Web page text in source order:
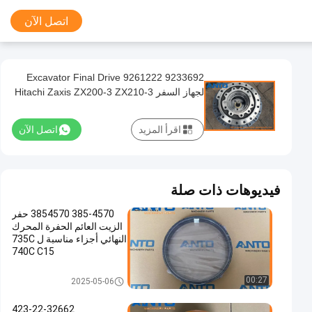
اتصل الآن
9233692 9261222 Excavator Final Drive
لجهاز السفر Hitachi Zaxis ZX200-3 ZX210-3
اتصل الآن اقرأ المزيد
فيديوهات ذات صلة
00:27
385-4570 3854570 حفر
الزيت العائم الحفرة المحرك
النهائي أجزاء مناسبة ل 735C
740C C15
حفارة محرك النهائي2025-05-06
423-22-32662